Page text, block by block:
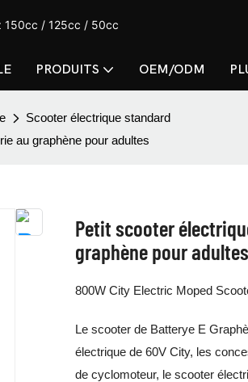
150cc / 125cc / 50cc
PRODUITS OEM/ODM
Scooter électrique standard
au graphène pour adultes
Petit scooter
graphène pour adultes
800W City Electric Moped
Le scooter de Batterye E
électrique de 60V City, les
de cyclomoteur, le scooter